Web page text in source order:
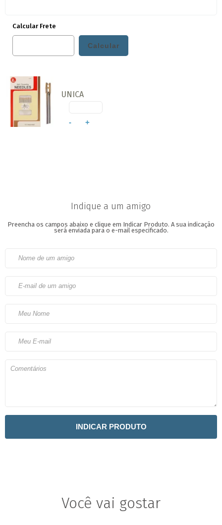
Calcular Frete
UNICA
+
-
Indique a um amigo
Preencha os campos abaixo e clique em Indicar Produto. A sua indicação
será enviada para o e-mail especificado.
INDICAR PRODUTO